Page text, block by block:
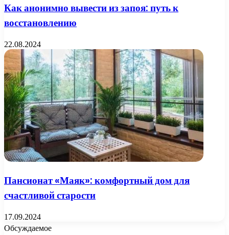
Как анонимно вывести из запоя: путь к
восстановлению
22.08.2024
Пансионат «Маяк»: комфортный дом для
счастливой старости
17.09.2024
Обсуждаемое